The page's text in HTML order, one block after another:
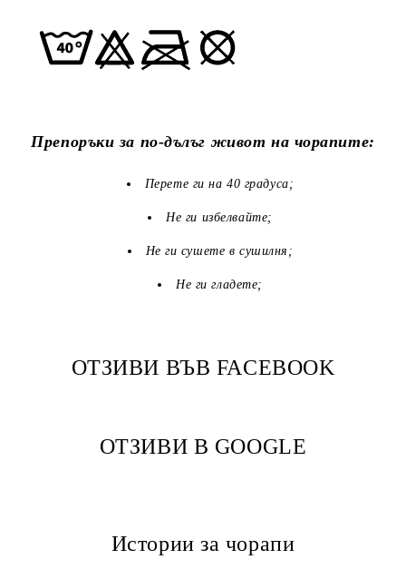
Препоръки за по-дълъг живот на чорапите:
Перете ги на 40 градуса;
Не ги избелвайте;
Не ги сушете в сушилня;
Не ги гладете;
ОТЗИВИ ВЪВ FACEBOOK
ОТЗИВИ В GOOGLE
Истории за чорапи